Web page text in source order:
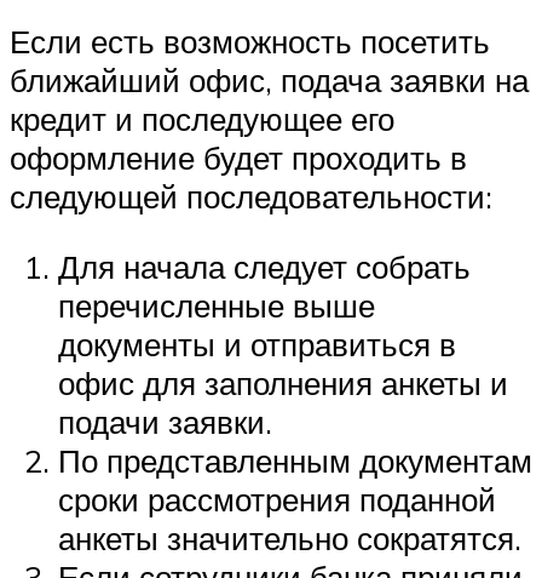
Если есть возможность посетить
ближайший офис, подача заявки на
кредит и последующее его
оформление будет проходить в
следующей последовательности:
Для начала следует собрать
перечисленные выше
документы и отправиться в
офис для заполнения анкеты и
подачи заявки.
По представленным документам
сроки рассмотрения поданной
анкеты значительно сократятся.